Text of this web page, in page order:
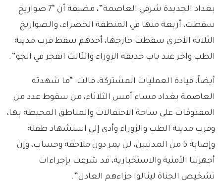
بغداد الجديدة شرقي العاصمة”، مضيفة أن “7 صواريخ
سقطت، أربعة منها في المنطقة الخضراء، والصواريخ
الثلاثة الأخرى سقطت خارجها، أحدهم سقط قرب مدينة
الطب وآخر عند باب حديقة الزوراء والثالث انفجر في الجو”.
أيضاً، قيادة العمليات المشتركة، قالت: “ما شهدته
العاصمة بغداد مساء أمس الثلاثاء، من سقوط عدد من
المقذوفات على ساحة الاحتفالات والمناطق المحيطة بها،
وقرب مدينة الطب والزوراء وأدى إلى استشهاد طفلة
وإصابة 5 من المدنيين، لن يمر دون ملاحقة وحساب، وإن
أجهزتنا الأمنية والاستخبارية، قد شرعت بإجراءات
تشخيص الجناة لينالوا جزاءهم العادل”.